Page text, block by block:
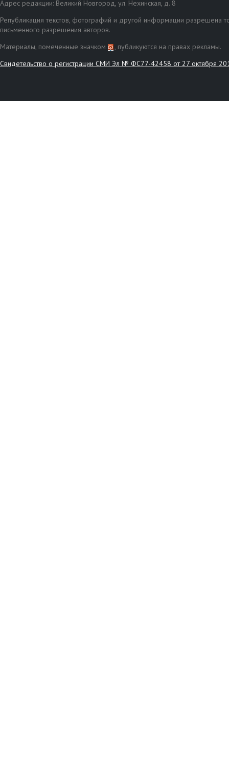
Адрес редакции: Великий Новгород, ул. Нехинская, д. 8
Републикация текстов, фотографий и другой информации разрешена
письменного разрешения авторов.
Материалы, помеченные значком
, публикуются на правах рекламы.
Свидетельство о регистрации СМИ Эл № ФС77-42458 от 27 октября